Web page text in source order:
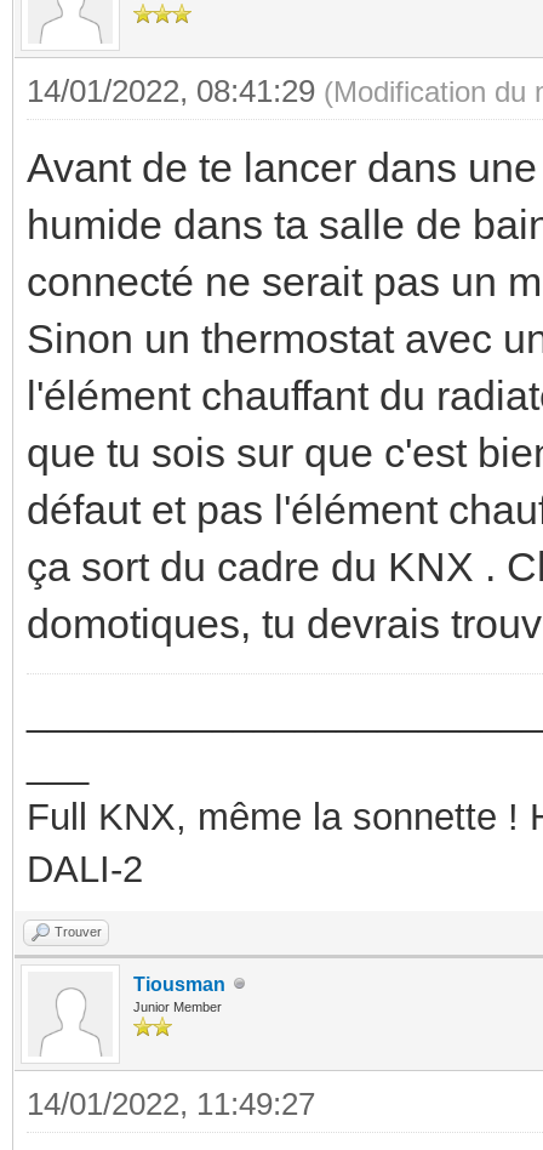
14/01/2022, 08:41:29 (Modification du
Avant de te lancer dans
humide dans ta salle de
connecté ne serait pas un
Sinon un thermostat avec
l'élément chauffant du
que tu sois sur que c'est
défaut et pas l'élément
ça sort du cadre du KNX .
domotiques, tu devrais
Full KNX, même la sonnette !
DALI-2
Trouver
Tiousman
Junior Member
14/01/2022, 11:49:27